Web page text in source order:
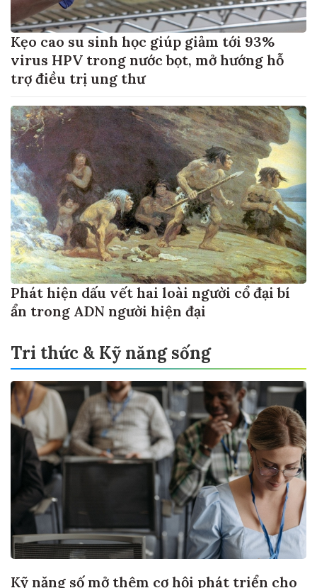
Kẹo cao su sinh học giúp giảm tới 93%
virus HPV trong nước bọt, mở hướng hỗ
trợ điều trị ung thư
Phát hiện dấu vết hai loài người cổ đại bí
ẩn trong ADN người hiện đại
Tri thức & Kỹ năng sống
Kỹ năng số mở thêm cơ hội phát triển cho